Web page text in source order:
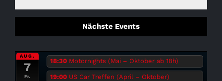
Nächste Events
AUG.
7
Fr.
18:30 Motornights (Mai – Oktober ab 18h)
19:00 US Car Treffen (April – Oktober)